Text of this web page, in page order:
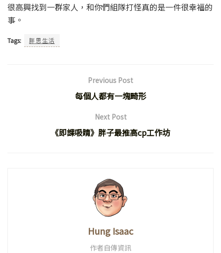
很高興找到一群家人，和你們組隊打怪真的是一件很幸福的
事。
Tags: 胖思生活
Previous Post
每個人都有一塊畸形
Next Post
《即課吸睛》胖子最推高cp工作坊
Hung Isaac
作者自傳資訊